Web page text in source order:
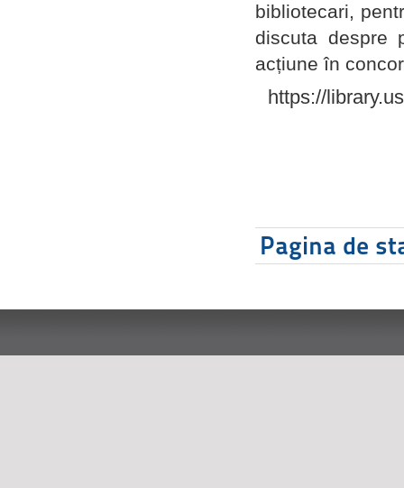
bibliotecari,
discuta despre
acțiune în
https://
Pagina de